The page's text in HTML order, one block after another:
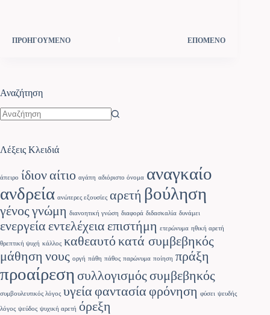
ΠΡΟΗΓΟΥΜΕΝΟ ΕΠΟΜΕΝΟ
Αναζήτηση
Λέξεις Κλειδιά
άπειρο ίδιοναίτιο αγάπη αδιόριστο όνομα αναγκαίο
ανδρεία ανώτερες εξουσίες αρετή βούληση
γένος γνώμη διανοητική γνώση διαφορά διδασκαλία δυνάμει
ενεργεία εντελέχεια επιστήμη ετερώνυμα ηθική αρετή
θρεπτική ψυχή κάλλος καθεαυτόκατά συμβεβηκός
μάθηση νους οργή πάθη πάθος παρώνυμα ποίηση πράξη
προαίρεση συλλογισμός συμβεβηκός
συμβουλευτικός λόγος υγεία φαντασία φρόνηση φύσει ψευδής
λόγος ψεύδος ψυχική αρετή όρεξη